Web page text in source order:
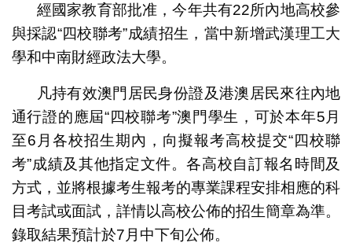
經國家教育部批准，今年共有22所內地高校參
與採認“四校聯考”成績招生，當中新增武漢理工大
學和中南財經政法大學。
凡持有效澳門居民身份證及港澳居民來往內地
通行證的應屆“四校聯考”澳門學生，可於本年5月
至6月各校招生期內，向擬報考高校提交“四校聯
考”成績及其他指定文件。各高校自訂報名時間及
方式，並將根據考生報考的專業課程安排相應的科
目考試或面試，詳情以高校公佈的招生簡章為準。
錄取結果預計於7月中下旬公佈。